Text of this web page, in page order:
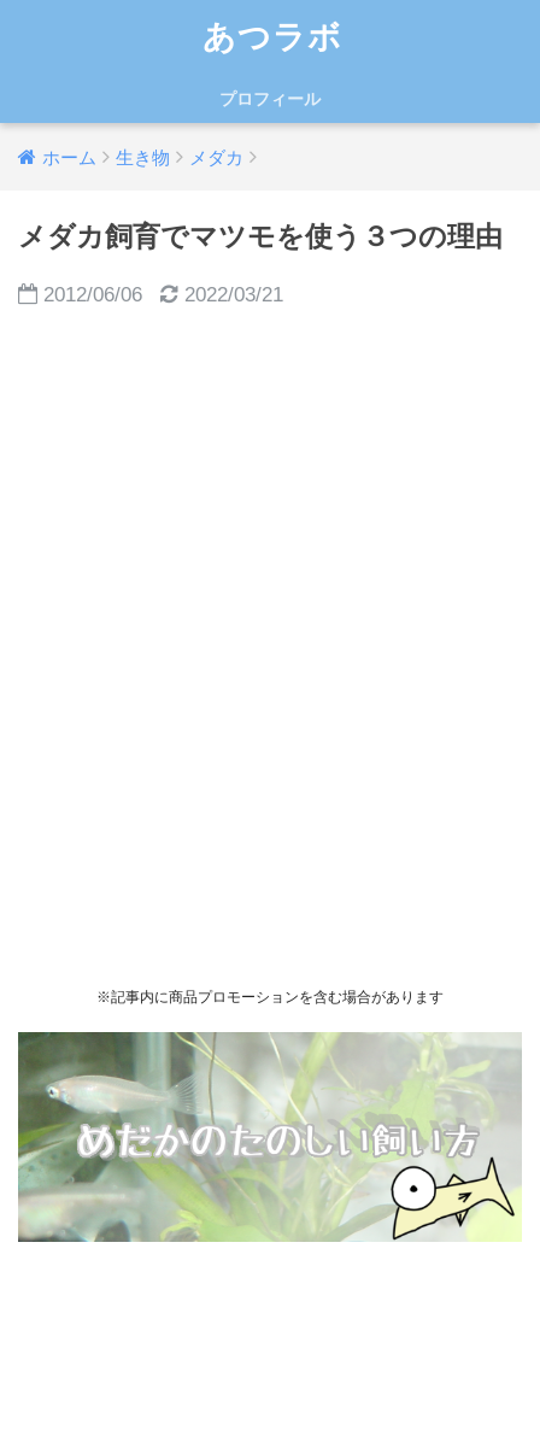
あつラボ
プロフィール
ホーム 生き物 メダカ
メダカ飼育でマツモを使う３つの理由
2012/06/06 2022/03/21
※記事内に商品プロモーションを含む場合があります